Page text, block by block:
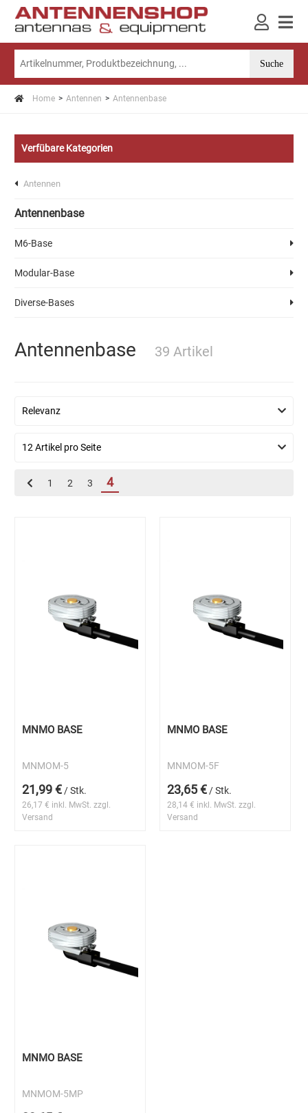
Home Antennen Antennenbase
Verfübare Kategorien
Antennen
Antennenbase
M6-Base
Modular-Base
Diverse-Bases
Antennenbase 39 Artikel
1 2 3 4
MNMO BASE
MNMOM-5
21,99 € / Stk.
26,17 € inkl. MwSt. zzgl.
Versand
MNMO BASE
MNMOM-5F
23,65 € / Stk.
28,14 € inkl. MwSt. zzgl.
Versand
MNMO BASE
MNMOM-5MP